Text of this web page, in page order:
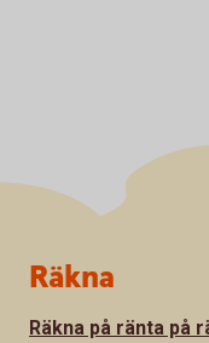
Sidfot
Räkna
Räkna på ränta på